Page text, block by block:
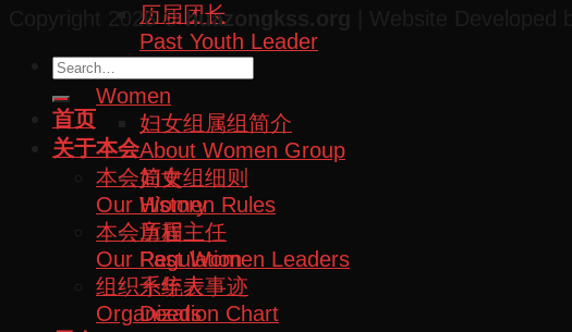
历届团长
Past Youth Leader
妇女组
Women
妇女组属组简介
About Women Group
妇女组细则
Women Rules
历届主任
Past Women Leaders
十年大事迹
Deeds
Copyright 2026 ©huazongkss.org
首页
关于本会
本会简史
Our History
本会章程
Our Regulation
组织系统表
Organization Chart